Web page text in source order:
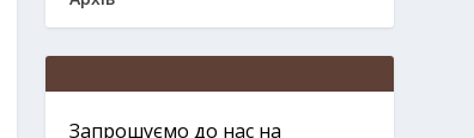
Запрошуємо до нас на